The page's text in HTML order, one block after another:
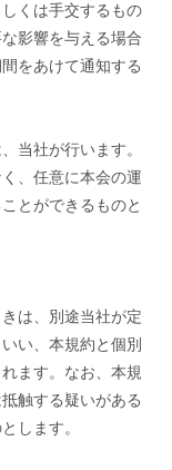
くは手交するもの
影響を与える場合
をあけて通知する
当社が行います。
、任意に本会の運
とができるものと
は、別途当社が定
い、本規約と個別
ます。なお、本規
触する疑いがある
します。